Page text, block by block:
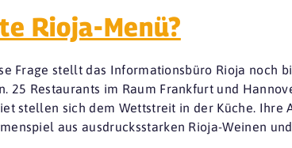
Rioja-Menü?
Frage stellt das Informationsbüro Rioja noch
25 Restaurants im Raum Frankfurt und
stellen sich dem Wettstreit in der Küche. Ihre
aus ausdrucksstarken Rioja-Weinen